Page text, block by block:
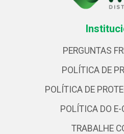
PERGUNTAS
POLÍTICA DE
POLÍTICA DE
POLÍTICA DO
TRABALHE